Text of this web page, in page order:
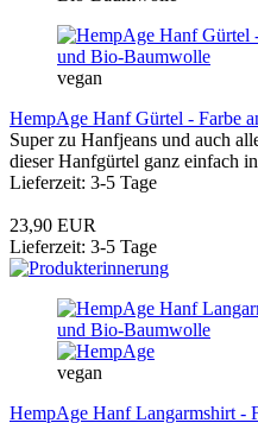
vegan
HempAge Hanf Gürtel - Farbe
Super zu Hanfjeans und auch
dieser Hanfgürtel ganz einfach
Lieferzeit: 3-5 Tage
23,90 EUR
Lieferzeit: 3-5 Tage
vegan
HempAge Hanf Langarmshirt -